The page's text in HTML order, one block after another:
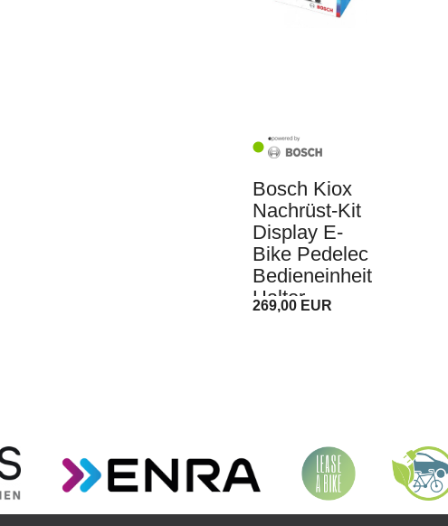
Bosch Kiox
Nachrüst-Kit
Display E-
Bike Pedelec
Bedieneinheit
Halter
269,00 EUR